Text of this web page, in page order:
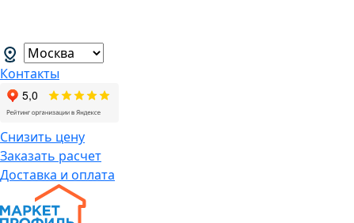
Контакты
Снизить цену
Заказать расчет
Доставка и оплата